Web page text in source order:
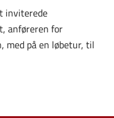
inviterede
anføreren for
med på en løbetur, til